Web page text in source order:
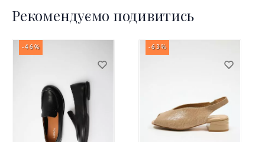
Рекомендуємо подивитись
-46% -63%